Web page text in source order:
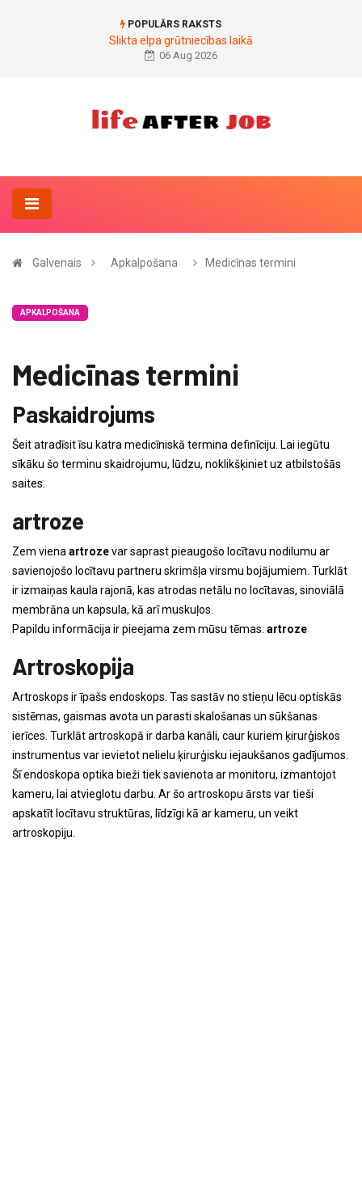
POPULĀRS RAKSTS
Slikta elpa grūtniecības laikā
06 Aug 2026
Galvenais Apkalpošana Medicīnas termini
APKALPOŠANA
Medicīnas termini
Paskaidrojums
Šeit atradīsit īsu katra medicīniskā termina definīciju. Lai iegūtu
sīkāku šo terminu skaidrojumu, lūdzu, noklikšķiniet uz atbilstošās
saites.
artroze
Zem viena artrozevar saprast pieaugošo locītavu nodilumu ar
savienojošo locītavu partneru skrimšļa virsmu bojājumiem. Turklāt
ir izmaiņas kaula rajonā, kas atrodas netālu no locītavas, sinoviālā
membrāna un kapsula, kā arī muskuļos.
Papildu informācija ir pieejama zem mūsu tēmas: artroze
Artroskopija
Artroskops ir īpašs endoskops. Tas sastāv no stieņu lēcu optiskās
sistēmas, gaismas avota un parasti skalošanas un sūkšanas
ierīces. Turklāt artroskopā ir darba kanāli, caur kuriem ķirurģiskos
instrumentus var ievietot nelielu ķirurģisku iejaukšanos gadījumos.
Šī endoskopa optika bieži tiek savienota ar monitoru, izmantojot
kameru, lai atvieglotu darbu. Ar šo artroskopu ārsts var tieši
apskatīt locītavu struktūras, līdzīgi kā ar kameru, un veikt
artroskopiju.